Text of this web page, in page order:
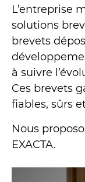
L’entreprise
solutions
brevets
à suivre
Ces brevets
fiables, sûrs
Nous
EXACTA.